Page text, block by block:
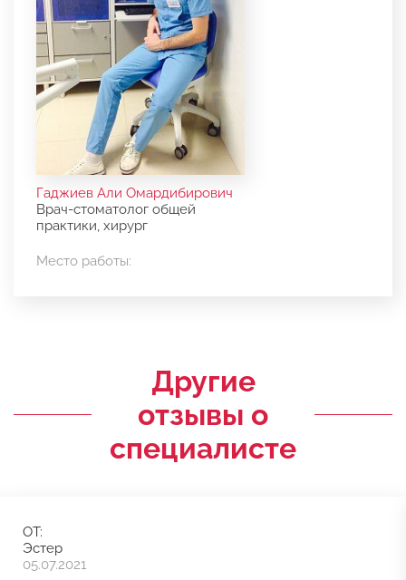
Гаджиев Али Омардибирович
Врач-стоматолог общей
практики, хирург
Место работы:
Другие
отзывы о
специалисте
ОТ:
Эстер
05.07.2021